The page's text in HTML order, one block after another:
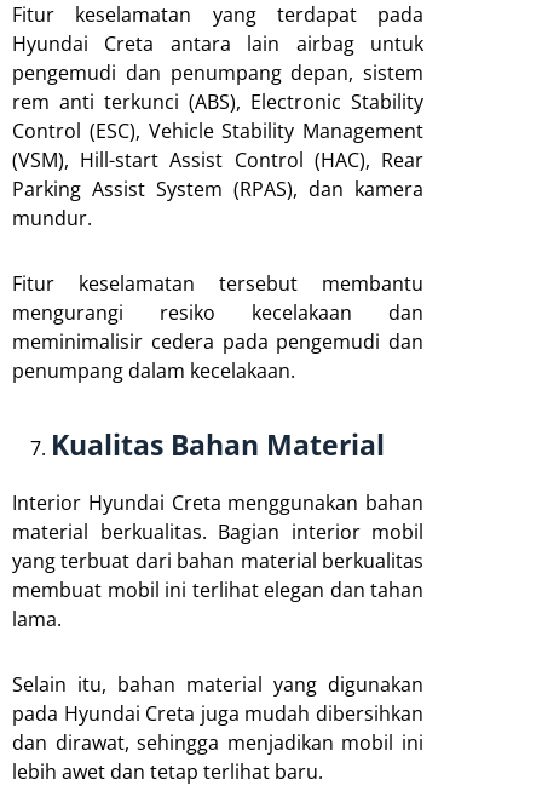
Fitur keselamatan yang terdapat pada
Hyundai Creta antara lain airbag untuk
pengemudi dan penumpang depan, sistem
rem anti terkunci (ABS), Electronic Stability
Control (ESC), Vehicle Stability Management
(VSM), Hill-start Assist Control (HAC), Rear
Parking Assist System (RPAS), dan kamera
mundur.
Fitur keselamatan tersebut membantu
mengurangi resiko kecelakaan dan
meminimalisir cedera pada pengemudi dan
penumpang dalam kecelakaan.
Kualitas Bahan Material
Interior Hyundai Creta menggunakan bahan
material berkualitas. Bagian interior mobil
yang terbuat dari bahan material berkualitas
membuat mobil ini terlihat elegan dan tahan
lama.
Selain itu, bahan material yang digunakan
pada Hyundai Creta juga mudah dibersihkan
dan dirawat, sehingga menjadikan mobil ini
lebih awet dan tetap terlihat baru.